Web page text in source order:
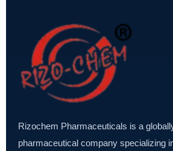
Rizochem Pharmaceuticals is a
pharmaceutical company specializing